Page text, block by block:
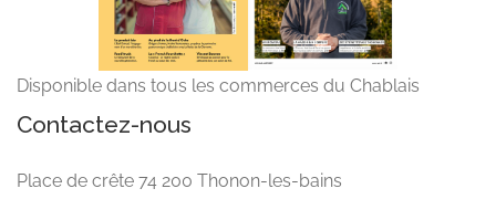
Disponible dans tous les commerces du Chablais
Contactez-nous
Place de crête 74 200 Thonon-les-bains